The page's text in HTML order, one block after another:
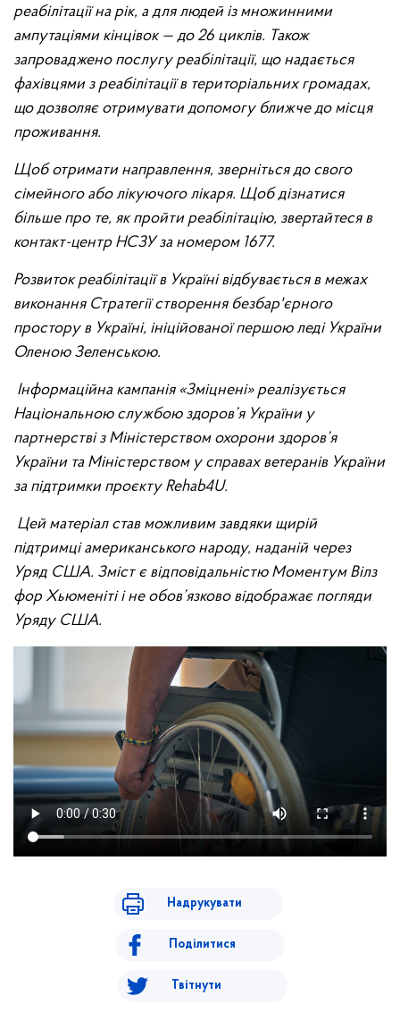
реабілітації на рік, а для людей із множинними
ампутаціями кінцівок — до 26 циклів. Також
запроваджено послугу реабілітації, що надається
фахівцями з реабілітації в територіальних громадах,
що дозволяє отримувати допомогу ближче до місця
проживання.
Щоб отримати направлення, зверніться до свого
сімейного або лікуючого лікаря. Щоб дізнатися
більше про те, як пройти реабілітацію, звертайтеся в
контакт-центр НСЗУ за номером 1677.
Розвиток реабілітації в Україні відбувається в межах
виконання Стратегії створення безбар'єрного
простору в Україні, ініційованої першою леді України
Оленою Зеленською.
Інформаційна кампанія «Зміцнені» реалізується
Національною службою здоров’я України у
партнерстві з Міністерством охорони здоров’я
України та Міністерством у справах ветеранів України
за підтримки проєкту Rehab4U.
Цей матеріал став можливим завдяки щирій
підтримці американського народу, наданій через
Уряд США. Зміст є відповідальністю Моментум Вілз
фор Хьюменіті i не обов’язково відображає погляди
Уряду США.
Надрукувати
Поділитися
Твітнути